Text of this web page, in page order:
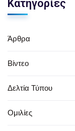
Κατηγορίες
Άρθρα
Βίντεο
Δελτία Τύπου
Ομιλίες